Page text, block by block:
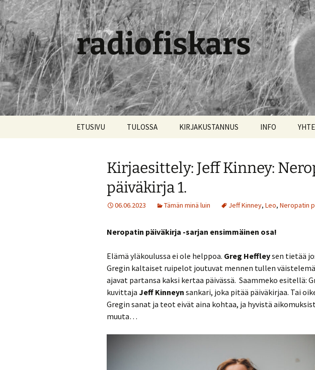
radiofiskars
ETUSIVU TULOSSA KIRJAKUSTANNUS INFO
Kirjaesittely: Jeff Kinney:
päiväkirja 1.
06.06.2023 Tämän minä luin Jeff Kinney, Leo, Neropatin
Neropatin päiväkirja -sarjan ensimmäinen osa!
Elämä yläkoulussa ei ole helppoa. Greg Heffleysen tietää
Gregin kaltaiset ruipelot joutuvat mennen tullen
ajavat partansa kaksi kertaa päivässä. Saammeko esitellä:
kuvittaja Jeff Kinneyn sankari, joka pitää päiväkirjaa. Tai
Gregin sanat ja teot eivät aina kohtaa, ja hyvistä
muuta…